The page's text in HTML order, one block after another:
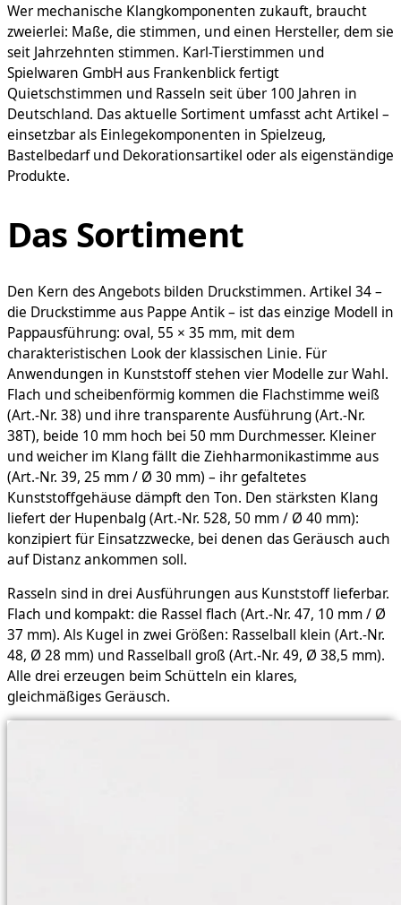
Wer mechanische Klangkomponenten zukauft, braucht
zweierlei: Maße, die stimmen, und einen Hersteller, dem sie
seit Jahrzehnten stimmen. Karl-Tierstimmen und
Spielwaren GmbH aus Frankenblick fertigt
Quietschstimmen und Rasseln seit über 100 Jahren in
Deutschland. Das aktuelle Sortiment umfasst acht Artikel –
einsetzbar als Einlegekomponenten in Spielzeug,
Bastelbedarf und Dekorationsartikel oder als eigenständige
Produkte.
Das Sortiment
Den Kern des Angebots bilden Druckstimmen. Artikel 34 –
die Druckstimme aus Pappe Antik – ist das einzige Modell in
Pappausführung: oval, 55 × 35 mm, mit dem
charakteristischen Look der klassischen Linie. Für
Anwendungen in Kunststoff stehen vier Modelle zur Wahl.
Flach und scheibenförmig kommen die Flachstimme weiß
(Art.-Nr. 38) und ihre transparente Ausführung (Art.-Nr.
38T), beide 10 mm hoch bei 50 mm Durchmesser. Kleiner
und weicher im Klang fällt die Ziehharmonikastimme aus
(Art.-Nr. 39, 25 mm / Ø 30 mm) – ihr gefaltetes
Kunststoffgehäuse dämpft den Ton. Den stärksten Klang
liefert der Hupenbalg (Art.-Nr. 528, 50 mm / Ø 40 mm):
konzipiert für Einsatzzwecke, bei denen das Geräusch auch
auf Distanz ankommen soll.
Rasseln sind in drei Ausführungen aus Kunststoff lieferbar.
Flach und kompakt: die Rassel flach (Art.-Nr. 47, 10 mm / Ø
37 mm). Als Kugel in zwei Größen: Rasselball klein (Art.-Nr.
48, Ø 28 mm) und Rasselball groß (Art.-Nr. 49, Ø 38,5 mm).
Alle drei erzeugen beim Schütteln ein klares,
gleichmäßiges Geräusch.